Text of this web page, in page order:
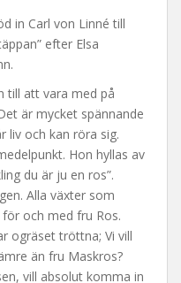
in Carl von Linné till
efter Elsa
till att vara med på
är mycket spännande
liv och kan röra sig.
Hon hyllas av
du är ju en ros”.
Alla växter som
och med fru Ros.
ogräset tröttna; Vi vill
än fru Maskros?
vill absolut komma in